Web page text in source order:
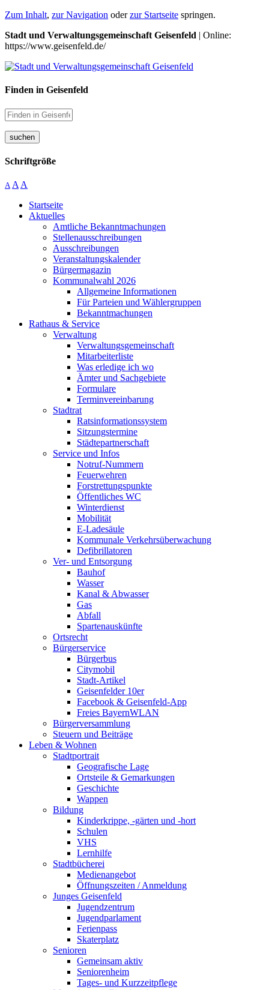
Zum Inhalt, zur Navigation oderzur Startseite springen.
Stadt und Verwaltungsgemeinschaft Geisenfeld | Online:
https://www.geisenfeld.de/
Finden in Geisenfeld
suchen
Schriftgröße
A A A
Startseite
Aktuelles
Amtliche Bekanntmachungen
Stellenausschreibungen
Ausschreibungen
Veranstaltungskalender
Bürgermagazin
Kommunalwahl 2026
Allgemeine Informationen
Für Parteien und Wählergruppen
Bekanntmachungen
Rathaus & Service
Verwaltung
Verwaltungsgemeinschaft
Mitarbeiterliste
Was erledige ich wo
Ämter und Sachgebiete
Formulare
Terminvereinbarung
Stadtrat
Ratsinformationssystem
Sitzungstermine
Städtepartnerschaft
Service und Infos
Notruf-Nummern
Feuerwehren
Forstrettungspunkte
Öffentliches WC
Winterdienst
Mobilität
E-Ladesäule
Kommunale Verkehrsüberwachung
Defibrillatoren
Ver- und Entsorgung
Bauhof
Wasser
Kanal & Abwasser
Gas
Abfall
Spartenauskünfte
Ortsrecht
Bürgerservice
Bürgerbus
Citymobil
Stadt-Artikel
Geisenfelder 10er
Facebook & Geisenfeld-App
Freies BayernWLAN
Bürgerversammlung
Steuern und Beiträge
Leben & Wohnen
Stadtportrait
Geografische Lage
Ortsteile & Gemarkungen
Geschichte
Wappen
Bildung
Kinderkrippe, -gärten und -hort
Schulen
VHS
Lernhilfe
Stadtbücherei
Medienangebot
Öffnungszeiten / Anmeldung
Junges Geisenfeld
Jugendzentrum
Jugendparlament
Ferienpass
Skaterplatz
Senioren
Gemeinsam aktiv
Seniorenheim
Tages- und Kurzzeitpflege